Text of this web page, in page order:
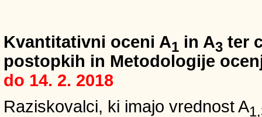
Kvantitativni oceni A1 in A3 ter
postopkih in Metodologije
do 14. 2. 2018
Raziskovalci, ki imajo vrednost A